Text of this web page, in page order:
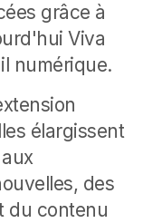
grâce à
Viva
numérique.
élargissent
des
du contenu